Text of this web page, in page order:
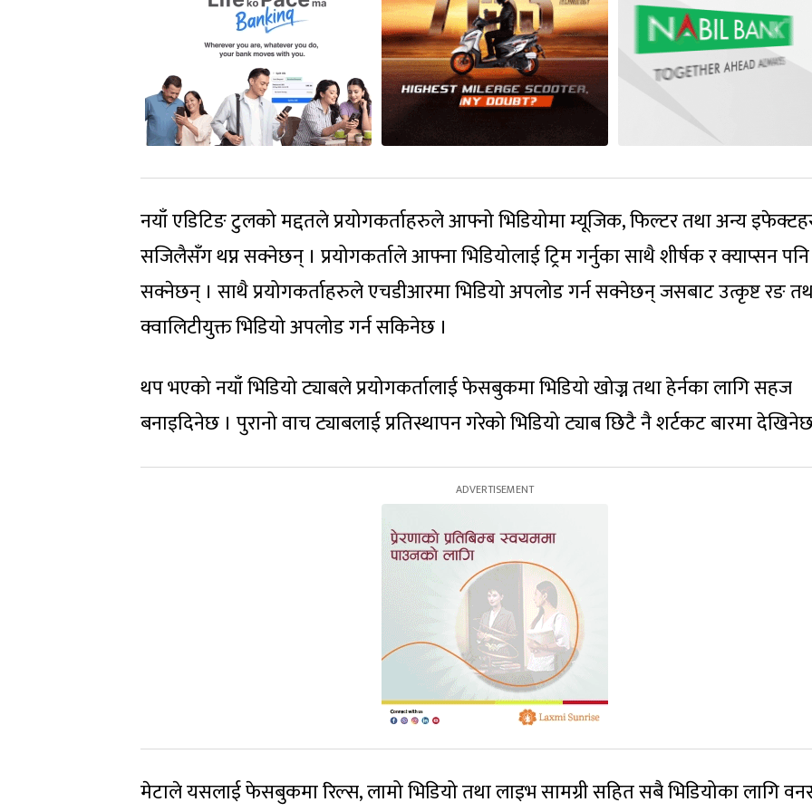
नयाँ एडिटिङ टुलको मद्दतले प्रयोगकर्ताहरुले आफ्नो भिडियोमा म्यूजिक, फिल्टर तथा अन्य
सजिलैसँग थप्न सक्नेछन् । प्रयोगकर्ताले आफ्ना भिडियोलाई ट्रिम गर्नुका साथै शीर्षक र क्याप्सन पनि
सक्नेछन् । साथै प्रयोगकर्ताहरुले एचडीआरमा भिडियो अपलोड गर्न सक्नेछन् जसबाट उत्कृष्ट रङ
क्वालिटीयुक्त भिडियो अपलोड गर्न सकिनेछ ।
थप भएको नयाँ भिडियो ट्याबले प्रयोगकर्तालाई फेसबुकमा भिडियो खोज्न तथा हेर्नका लागि सहज
बनाइदिनेछ । पुरानो वाच ट्याबलाई प्रतिस्थापन गरेको भिडियो ट्याब छिटै नै शर्टकट बारमा
मेटाले यसलाई फेसबुकमा रिल्स, लामो भिडियो तथा लाइभ सामग्री सहित सबै भिडियोका लागि